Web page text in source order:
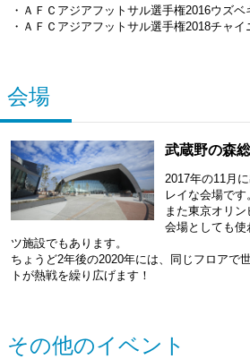
・ＡＦＣアジアフットサル選手権2016ウズベ
・ＡＦＣアジアフットサル選手権2018チャイ
会場
武蔵野の森
2017年の11月
レイな会場です
また東京オリ
会場としても使
ツ施設でもあります。
ちょうど2年後の2020年には、同じフロアで
トが熱戦を繰り広げます！
その他のイベント